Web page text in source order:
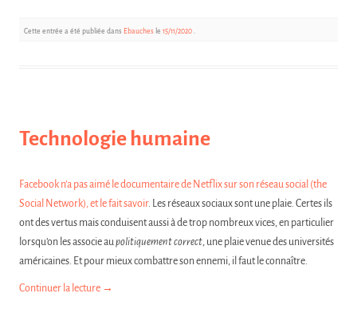
Cette entrée a été publiée dans Ebauches le 15/11/2020 .
Technologie humaine
Facebook n’a pas aimé le documentaire de Netflix sur son réseau social (the
Social Network), et le fait savoir. Les réseaux sociaux sont une plaie. Certes ils
ont des vertus mais conduisent aussi à de trop nombreux vices, en particulier
lorsqu’on les associe aupolitiquement correct, une plaie venue des universités
américaines. Et pour mieux combattre son ennemi, il faut le connaître.
Continuer la lecture →